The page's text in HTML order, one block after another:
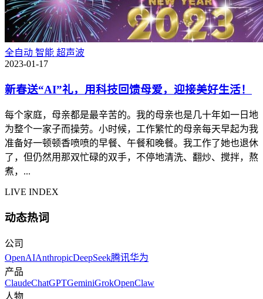
全自动 智能 超声波
2023-01-17
新春送“AI”礼，用科技回馈母爱，迎接美好生活！
每个家庭，母亲都是最辛苦的。我的母亲也是几十年如一日地
为整个一家子而操劳。小时候，工作繁忙的母亲每天早起为我
准备好一顿顿香喷喷的早餐、午餐和晚餐。我工作了她也退休
了，但仍然用那双忙碌的双手，不停地清洗、翻炒、搅拌，熬
煮，...
LIVE INDEX
动态热词
公司
OpenAIAnthropicDeepSeek腾讯华为
产品
ClaudeChatGPTGeminiGrokOpenClaw
人物